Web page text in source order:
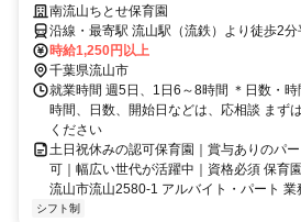
フェテリアプラン｜駅近2分で楽々
南流山ちとせ保育園
沿線・最寄駅 流山駅（流鉄）より徒歩2
鉄）より徒歩8分流山セントラルパーク駅
り徒歩19分
時給1,250円以上
千葉県流山市
就業時間 週5日、1日6～8時間 ＊日数・
時間、日数、開始日などは、応相談 まず
ください
土日祝休みの認可保育園｜賞与ありのパ
可｜幅広い世代が活躍中｜資格必須 保育
流山市流山2580-1 アルバイト・パート 業
シフト制